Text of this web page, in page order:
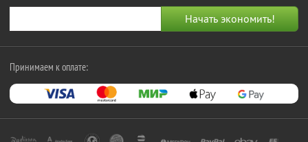
Принимаем к оплате: